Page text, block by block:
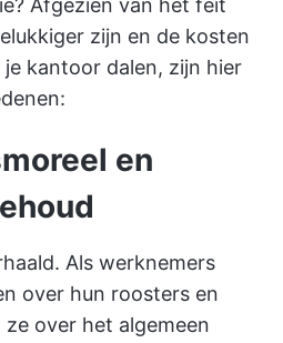
Afgezien van het feit
zijn en de kosten
kantoor dalen, zijn hier
en
Als werknemers
over hun roosters en
over het algemeen